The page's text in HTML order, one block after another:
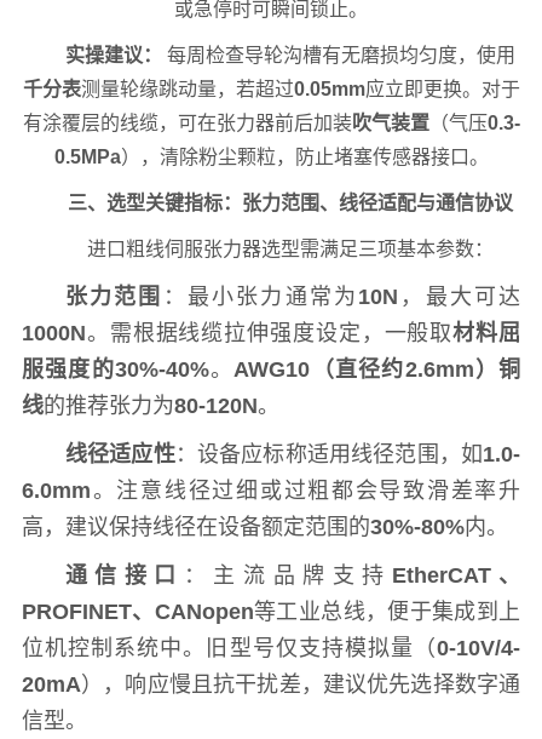
或急停时可瞬间锁止。
实操建议：
每周检查导轮沟槽有无磨损均匀度，使用
千分表测量轮缘跳动量，若超过0.05mm应立即更换。对于
有涂覆层的线缆，可在张力器前后加装吹气装置（气压0.3-
0.5MPa），清除粉尘颗粒，防止堵塞传感器接口。
三、选型关键指标：张力范围、线径适配与通信协议
进口粗线伺服张力器选型需满足三项基本参数：
张力范围 ：最小张力通常为 10N ，最大可达
1000N。需根据线缆拉伸强度设定，一般取材料屈
服强度的30%-40%。AWG10（直径约2.6mm）铜
线的推荐张力为80-120N。
线径适应性：设备应标称适用线径范围，如1.0-
6.0mm。注意线径过细或过粗都会导致滑差率升
高，建议保持线径在设备额定范围的30%-80%内。
通信接口
：主流品牌支持 EtherCAT、
PROFINET、CANopen等工业总线，便于集成到上
位机控制系统中。旧型号仅支持模拟量（0-10V/4-
20mA），响应慢且抗干扰差，建议优先选择数字通
信型。